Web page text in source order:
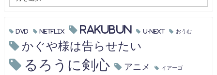
DVD Netflix RAKUBUN U-NEXT おうむ
かぐや様は告らせたい
るろうに剣心 アニメ イアーゴ